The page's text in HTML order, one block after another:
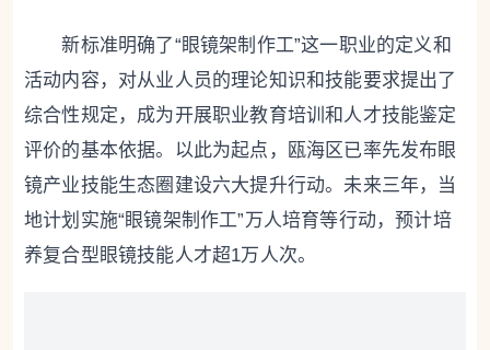
新标准明确了“眼镜架制作工”这一职业的定义和
活动内容，对从业人员的理论知识和技能要求提出了
综合性规定，成为开展职业教育培训和人才技能鉴定
评价的基本依据。以此为起点，瓯海区已率先发布眼
镜产业技能生态圈建设六大提升行动。未来三年，当
地计划实施“眼镜架制作工”万人培育等行动，预计培
养复合型眼镜技能人才超1万人次。